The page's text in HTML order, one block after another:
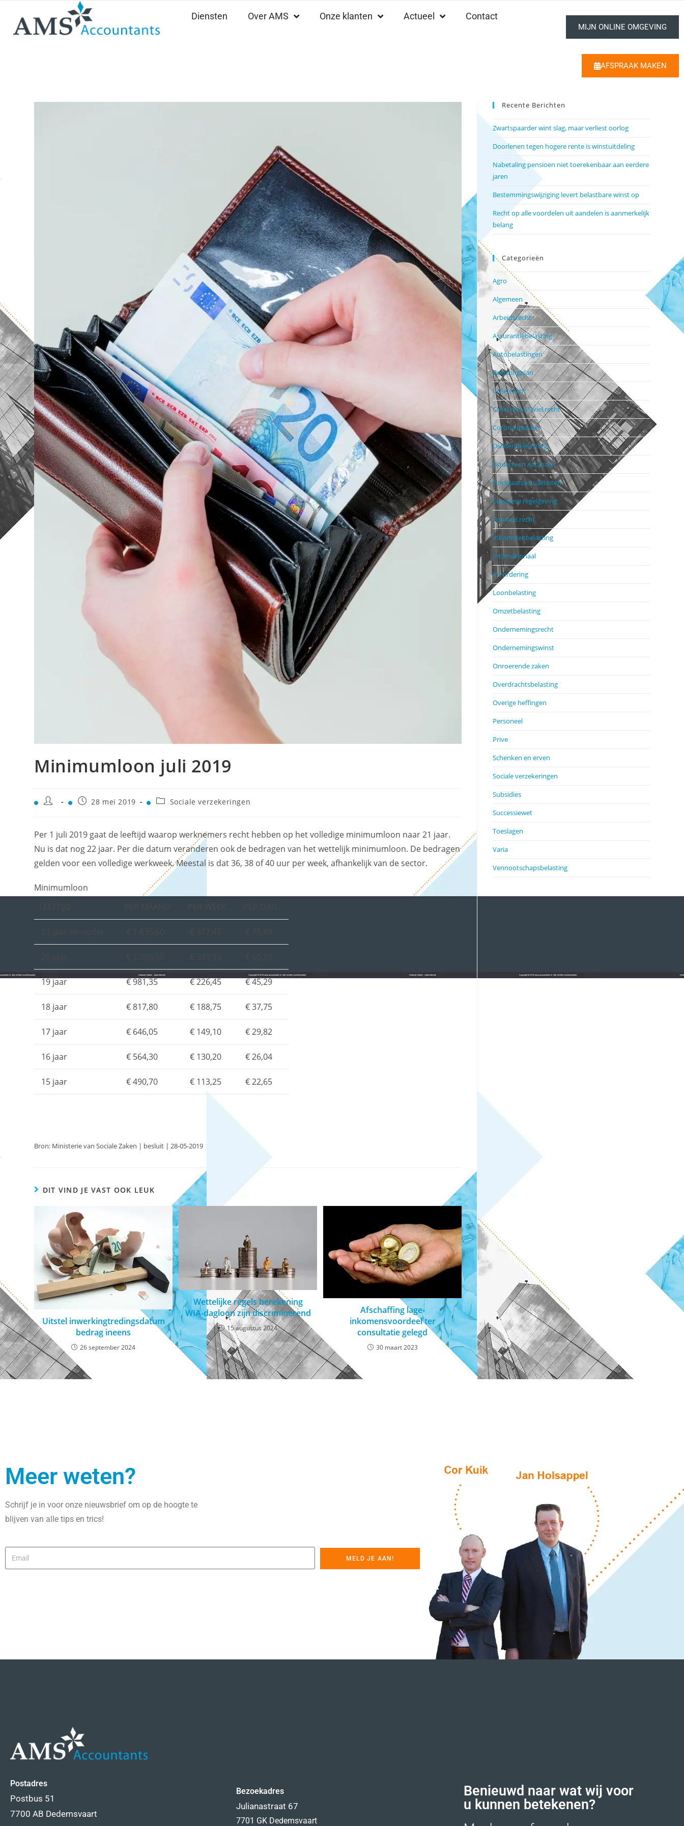
Diensten Over AMS Onze klanten Actueel Contact
MIJN ONLINE OMGEVING
AFSPRAAK MAKEN
Minimumloon juli 2019
28 mei 2019 Sociale verzekeringen
Per 1 juli 2019 gaat de leeftijd waarop werknemers recht hebben op het volledige minimumloon naar 21 jaar.
Nu is dat nog 22 jaar. Per die datum veranderen ook de bedragen van het wettelijk minimumloon. De bedragen
gelden voor een volledige werkweek. Meestal is dat 36, 38 of 40 uur per week, afhankelijk van de sector.
Minimumloon
19 jaar € 981,35 € 226,45 € 45,29
18 jaar € 817,80 € 188,75 € 37,75
17 jaar € 646,05 € 149,10 € 29,82
16 jaar € 564,30 € 130,20 € 26,04
15 jaar € 490,70 € 113,25 € 22,65
Bron: Ministerie van Sociale Zaken | besluit | 28-05-2019
DIT VIND JE VAST OOK LEUK
Uitstel inwerkingtredingsdatum
bedrag ineens
26 september 2024
Wettelijke regels berekening
WIA-dagloon zijn discriminerend
15 augustus 2024
Afschaffing lage-
inkomensvoordeel ter
consultatie gelegd
30 maart 2023
Recente Berichten
Zwartspaarder wint slag, maar verliest oorlog
Doorlenen tegen hogere rente is winstuitdeling
Nabetaling pensioen niet toerekenbaar aan eerdere
jaren
Bestemmingswijziging levert belastbare winst op
Recht op alle voordelen uit aandelen is aanmerkelijk
belang
Categorieën
Agro
Algemeen
Arbeidsrecht
Assurantiebelasting
Autobelastingen
Belastingplan
Civiel recht
Civiel recht,Civiel recht
Corona update
Dividendbelasting
Douane en Accijnzen
Eindejaarsactualiteiten
Europese regelgeving
Formeel recht
Inkomstenbelasting
Internationaal
Invordering
Loonbelasting
Omzetbelasting
Ondernemingsrecht
Ondernemingswinst
Onroerende zaken
Overdrachtsbelasting
Overige heffingen
Personeel
Prive
Schenken en erven
Sociale verzekeringen
Subsidies
Successiewet
Toeslagen
Varia
Vennootschapsbelasting
Meer weten?
Schrijf je in voor onze nieuwsbrief om op de hoogte te
blijven van alle tips en trics!
MELD JE AAN!
Postadres
Postbus 51
7700 AB Dedemsvaart
Bezoekadres
Julianastraat 67
7701 GK Dedemsvaart
Benieuwd naar wat wij voor
u kunnen betekenen?